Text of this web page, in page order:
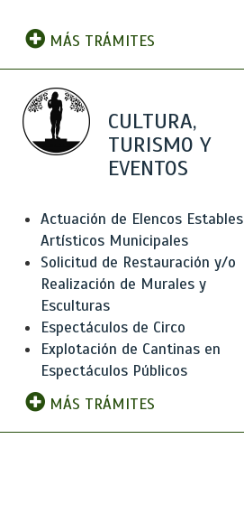
MÁS TRÁMITES
CULTURA,
TURISMO Y
EVENTOS
Actuación de Elencos Estables
Artísticos Municipales
Solicitud de Restauración y/o
Realización de Murales y
Esculturas
Espectáculos de Circo
Explotación de Cantinas en
Espectáculos Públicos
MÁS TRÁMITES